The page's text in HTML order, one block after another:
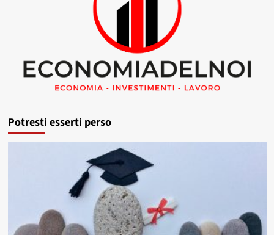
Potresti esserti perso